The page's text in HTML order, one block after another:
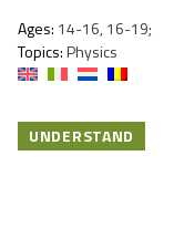
Ages: 14-16, 16-19;
Topics:Physics
UNDERSTAND